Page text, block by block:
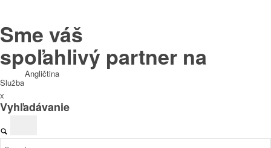
Angličtina
Sme váš
spoľahlivý partner na
Služba
x
Vyhľadávanie